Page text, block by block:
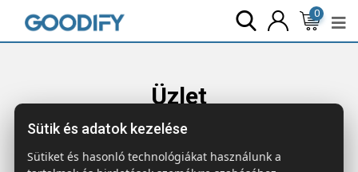
0
Üzlet
Főoldal Termékek Technológia & Kiegészítők
alakú vezeték nélk. töltő
Sütik és adatok kezelése
Sütiket és hasonló technológiákat használunk a